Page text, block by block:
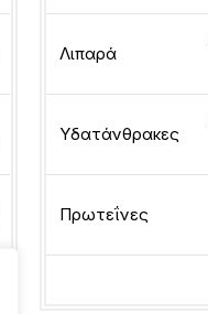
Λιπαρά
Υδατάνθρακες
Πρωτεΐνες